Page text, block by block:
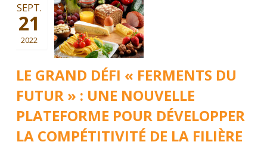
LE GRAND DÉFI « FERMENTS DU
FUTUR » : UNE NOUVELLE
PLATEFORME POUR DÉVELOPPER
LA COMPÉTITIVITÉ DE LA FILIÈRE
SEPT.
21
2022